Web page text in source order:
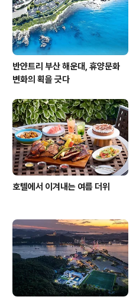
반얀트리 부산 해운대, 휴양문화
변화의 획을 긋다
호텔에서 이겨내는 여름 더위